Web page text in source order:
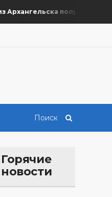
получили
Горячие
новости